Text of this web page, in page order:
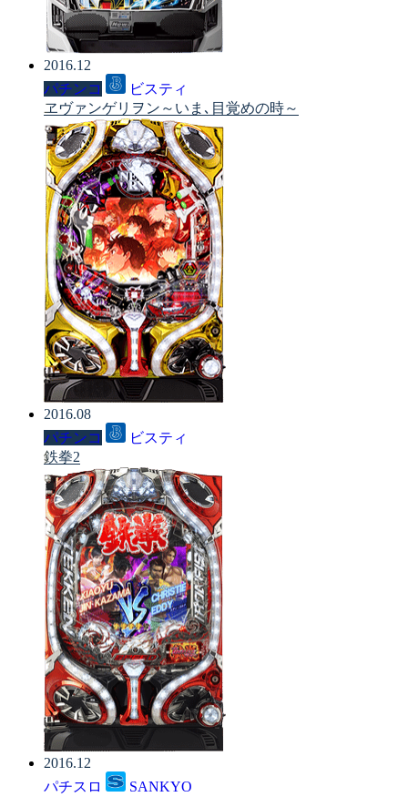
2016.12
パチンコ
ビスティ
ヱヴァンゲリヲン～いま､目覚めの時～
2016.08
パチンコ
ビスティ
鉄拳2
2016.12
パチスロ
SANKYO